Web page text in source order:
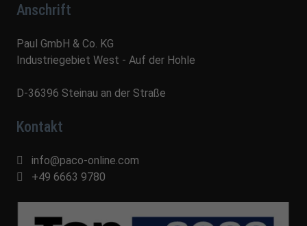
Anschrift
Paul GmbH & Co. KG
Industriegebiet West - Auf der Hohle
D-36396 Steinau an der Straße
Kontakt
info@paco-online.com
+49 6663 9780